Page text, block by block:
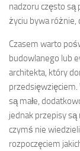
nadzoru często są
życiu bywa różnie,
Czasem warto
budowlanego lub
architekta, który
przedsięwzięciem.
są małe,
jednak przepisy są
czymś nie
rozpoczęciem